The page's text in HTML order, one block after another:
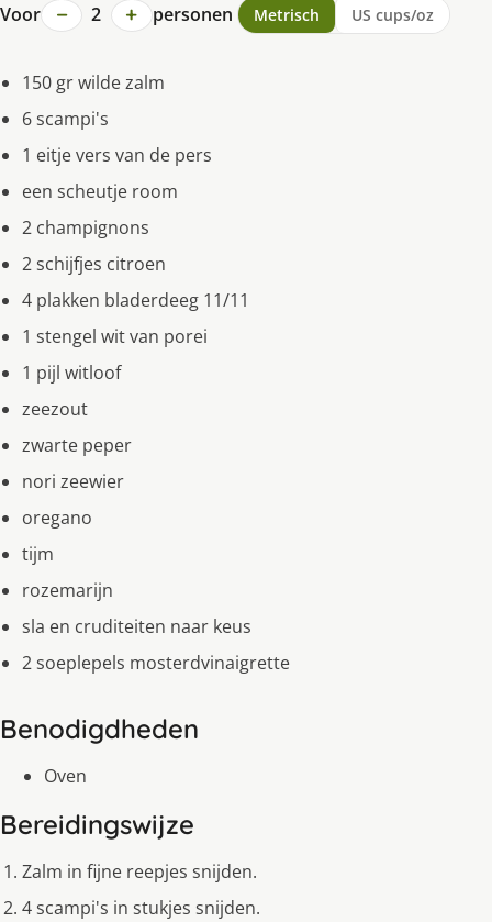
Voor − 2 + personen Metrisch US cups/oz
150 gr wilde zalm
6 scampi's
1 eitje vers van de pers
een scheutje room
2 champignons
2 schijfjes citroen
4 plakken bladerdeeg 11/11
1 stengel wit van porei
1 pijl witloof
zeezout
zwarte peper
nori zeewier
oregano
tijm
rozemarijn
sla en cruditeiten naar keus
2 soeplepels mosterdvinaigrette
Benodigdheden
Oven
Bereidingswijze
Zalm in fijne reepjes snijden.
4 scampi's in stukjes snijden.